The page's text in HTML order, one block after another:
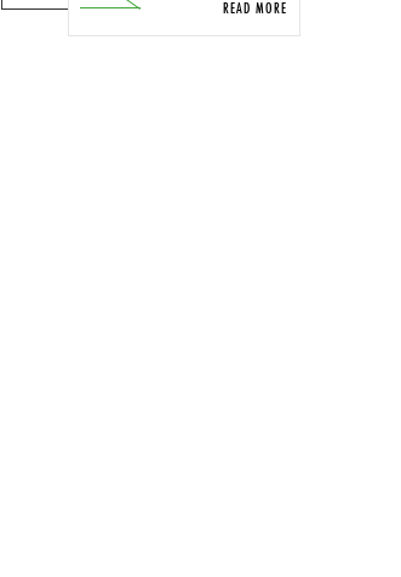
READ MORE